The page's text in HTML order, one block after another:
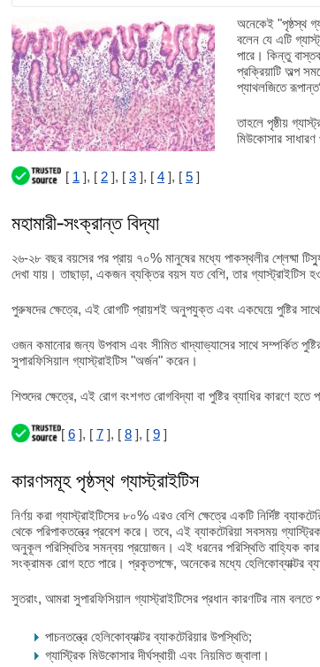
অনেকেই "পৃষ্ঠস্থ
বলেন যে এটি
পারে। কিন্তু
প্রক্রিয়াটি অল্প
প্যাথলজিতে
তাহলে পৃষ্ঠীয়
মিউকোসার সাধারণ
[ 1 ], [ 2 ], [ 3 ], [ 4 ], [ 5 ]
মহামারী-সংক্রান্ত বিদ্যা
২৬-২৮ বছর বয়সের পর প্রায় ৭০% মানুষের মধ্যে পাকস্থলীর শ্লেষ্মা
দেখা যায়। তাছাড়া, একজন ব্যক্তির বয়স যত বেশি, তার গ্যাস্ট্রাইটিস
পুরুষদের ক্ষেত্রে, এই রোগটি প্রায়শই অনুপযুক্ত এবং একঘেয়ে পুষ্টির
ওজন কমানোর জন্য উপবাস এবং সীমিত খাদ্যাভ্যাসের সাথে সম্পর্কিত
সুপারফিসিয়াল গ্যাস্ট্রাইটিস "অর্জন" করেন।
শিশুদের ক্ষেত্রে, এই রোগ বংশগত রোগবিদ্যা বা পুষ্টির ব্যাধির কারণে হতে
[ 6 ], [ 7 ], [ 8 ], [ 9 ]
কারণসমূহ পৃষ্ঠস্থ গ্যাস্ট্রাইটিস
নির্ণয় করা গ্যাস্ট্রাইটিসের ৮০% এরও বেশি ক্ষেত্রে একটি নির্দিষ্ট
থেকে পরিপাকতন্ত্রে প্রবেশ করে। তবে, এই ব্যাকটেরিয়া সবসময়
অনুকূল পরিস্থিতির সমন্বয় প্রয়োজন। এই ধরনের পরিস্থিতি বাহ্যিক
সংক্রামক রোগ হতে পারে। প্রকৃতপক্ষে, অনেকের মধ্যে হেলিকোব্যাক্টর
সুতরাং, আমরা সুপারফিসিয়াল গ্যাস্ট্রাইটিসের প্রধান কারণটির নাম বলতে
পাচনতন্ত্রে হেলিকোব্যাক্টর ব্যাকটেরিয়ার উপস্থিতি;
গ্যাস্ট্রিক মিউকোসার দীর্ঘস্থায়ী এবং নিয়মিত জ্বালা।